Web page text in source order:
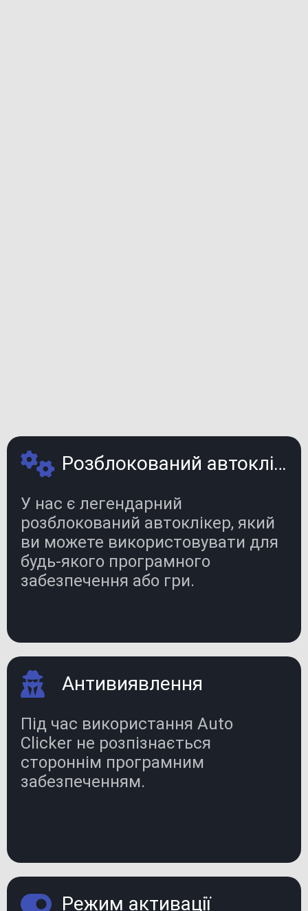
Розблокований автоклікер
У нас є легендарний
розблокований автоклікер, який
ви можете використовувати для
будь-якого програмного
забезпечення або гри.
Антивиявлення
Під час використання Auto
Clicker не розпізнається
стороннім програмним
забезпеченням.
Режим активації